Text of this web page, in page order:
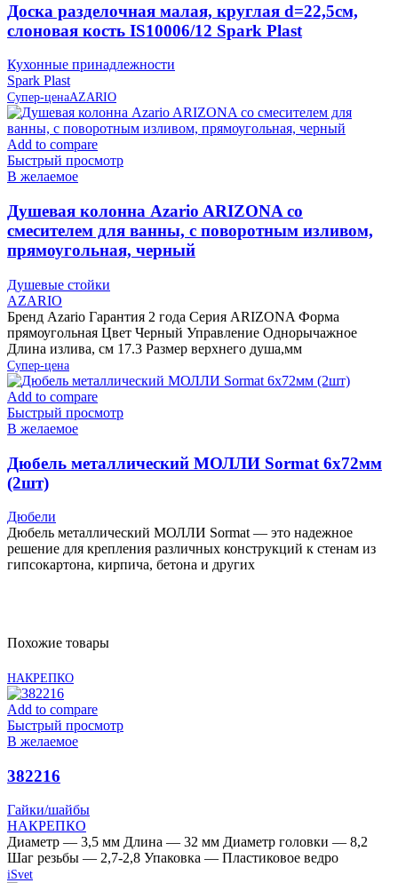
Доска разделочная малая, круглая d=22,5см,
слоновая кость IS10006/12 Spark Plast
Кухонные принадлежности
Spark Plast
Супер-ценаAZARIO
Add to compare
Быстрый просмотр
В желаемое
Душевая колонна Azario ARIZONA со
смесителем для ванны, с поворотным изливом,
прямоугольная, черный
Душевые стойки
AZARIO
Бренд Azario Гарантия 2 года Серия ARIZONA Форма
прямоугольная Цвет Черный Управление Однорычажное
Длина излива, см 17.3 Размер верхнего душа,мм
Супер-цена
Add to compare
Быстрый просмотр
В желаемое
Дюбель металлический МОЛЛИ Sormat 6х72мм
(2шт)
Дюбели
Дюбель металлический МОЛЛИ Sormat — это надежное
решение для крепления различных конструкций к стенам из
гипсокартона, кирпича, бетона и других
Похожие товары
НАКРЕПКО
Add to compare
Быстрый просмотр
В желаемое
382216
Гайки/шайбы
НАКРЕПКО
Диаметр — 3,5 мм Длина — 32 мм Диаметр головки — 8,2
Шаг резьбы — 2,7-2,8 Упаковка — Пластиковое ведро
iSvet